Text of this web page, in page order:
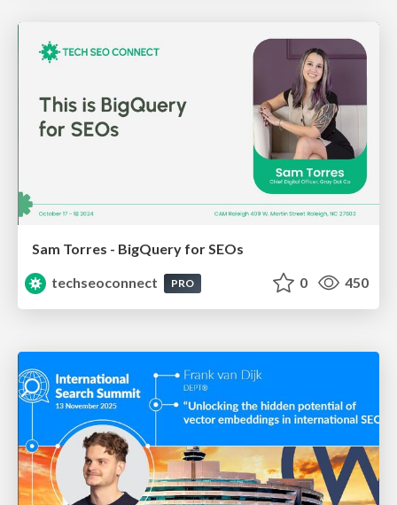
Sam Torres - BigQuery for SEOs
techseoconnect
PRO 0 450